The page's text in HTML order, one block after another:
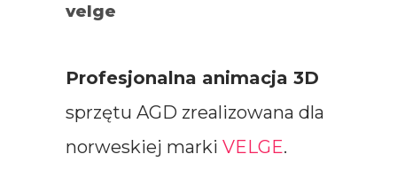
velge
Profesjonalna animacja 3D
sprzętu AGD zrealizowana dla
norweskiej marki VELGE.